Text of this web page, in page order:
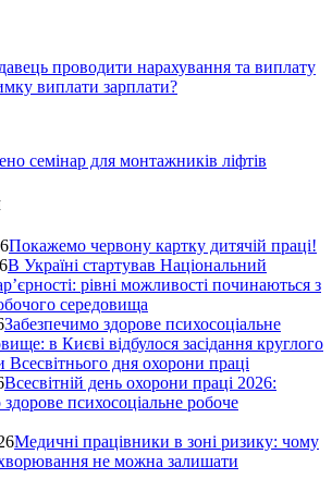
проводити нарахування та виплату
виплати зарплати?
семінар для монтажників ліфтів
Покажемо червону картку дитячій праці!
В Україні стартував Національний
рівні можливості починаються з
середовища
Забезпечимо здорове психосоціальне
в Києві відбулося засідання круглого
Всесвітнього дня охорони праці
Всесвітній день охорони праці 2026:
психосоціальне робоче
Медичні працівники в зоні ризику: чому
не можна залишати